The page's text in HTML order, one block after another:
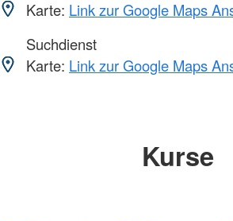
Karte: Link zur Google Maps
Suchdienst
Karte: Link zur Google Maps
Kurse